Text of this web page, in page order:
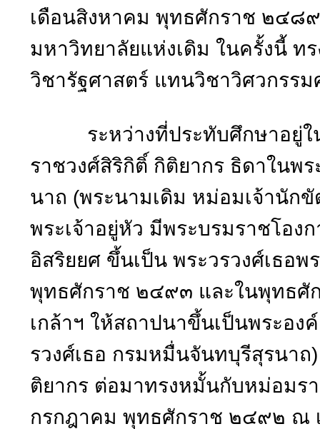
เดือนสิงหาคม พุทธศักราช ๒๔๘
มหาวิทยาลัยแห่งเดิม ในครั้งนี้ ท
วิชารัฐศาสตร์ แทนวิชาวิศวกรร
ระหว่างที่ประทับศึกษาอยู่ใน
ราชวงศ์สิริกิติ์ กิติยากร ธิดาในพ
นาถ (พระนามเดิม หม่อมเจ้านัก
พระเจ้าอยู่หัว มีพระบรมราชโอง
อิสริยยศ ขึ้นเป็น พระวรวงศ์เธอพ
พุทธศักราช ๒๔๙๓ และในพุทธศั
เกล้าฯ ให้สถาปนาขึ้นเป็นพระอง
รวงศ์เธอ กรมหมื่นจันทบุรีสุรนา
ติยากร ต่อมาทรงหมั้นกับหม่อมร
กรกฎาคม พุทธศักราช ๒๔๙๒ ณ